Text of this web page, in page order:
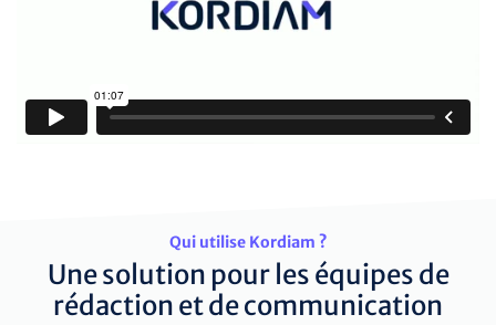
Qui utilise Kordiam ?
Une solution pour les équipes de
rédaction et de communication